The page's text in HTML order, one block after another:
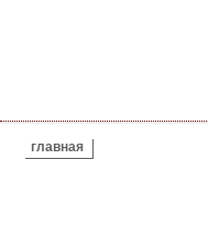
ВЫ ЗДЕСЬ
главная